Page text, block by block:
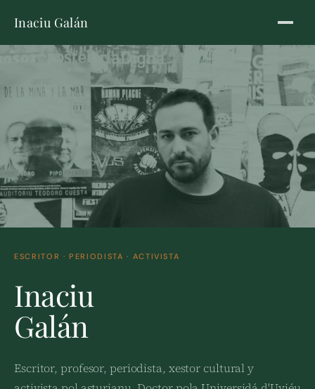
Inaciu Galán
ESCRITOR · PERIODISTA · ACTIVISTA
Inaciu
Galán
Escritor, profesor, periodista, xestor cultural y